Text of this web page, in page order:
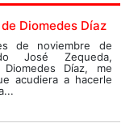
Diomedes Díaz
de noviembre de
José Zequeda,
Díaz, me
acudiera a hacerle